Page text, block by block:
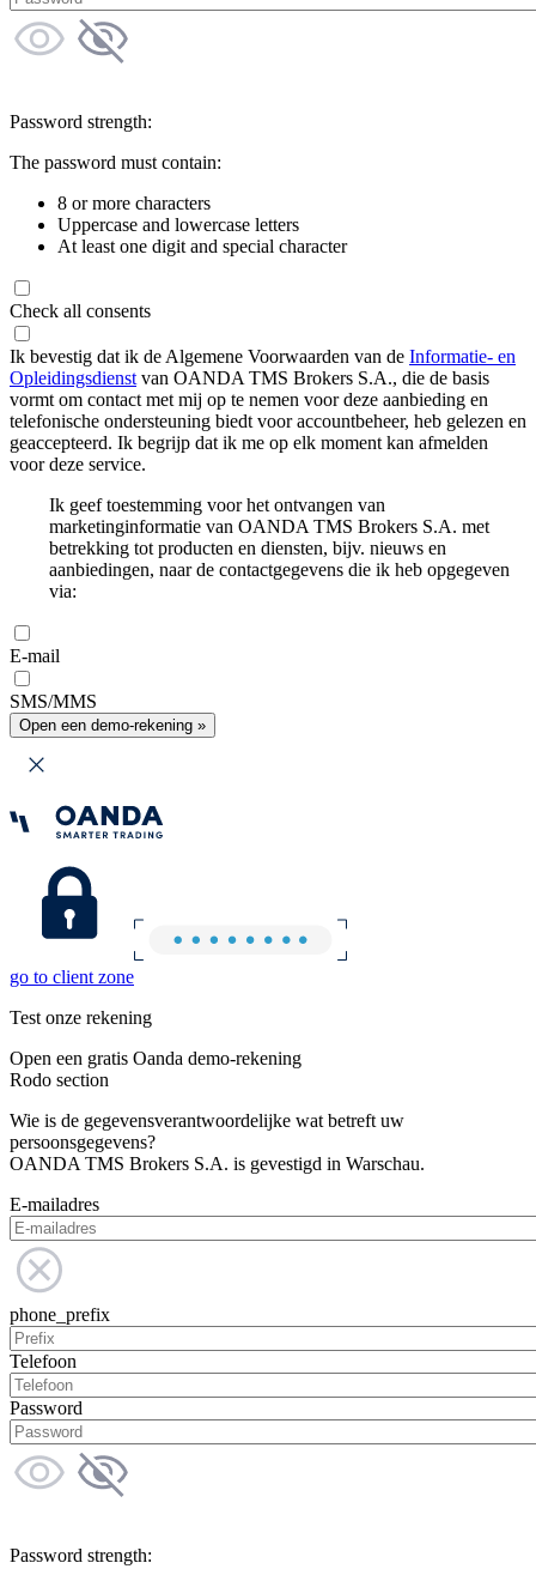
Password strength:
The password must contain:
8 or more characters
Uppercase and lowercase letters
At least one digit and special character
Check all consents
Ik bevestig dat ik de Algemene Voorwaarden van de Informatie- en
Opleidingsdienst van OANDA TMS Brokers S.A., die de basis
vormt om contact met mij op te nemen voor deze aanbieding en
telefonische ondersteuning biedt voor accountbeheer, heb gelezen en
geaccepteerd. Ik begrijp dat ik me op elk moment kan afmelden
voor deze service.
Ik geef toestemming voor het ontvangen van
marketinginformatie van OANDA TMS Brokers S.A. met
betrekking tot producten en diensten, bijv. nieuws en
aanbiedingen, naar de contactgegevens die ik heb opgegeven
via:
E-mail
SMS/MMS
Open een demo-rekening »
go to client zone
Test onze rekening
Open een gratis Oanda demo-rekening
Rodo section
Wie is de gegevensverantwoordelijke wat betreft uw
persoonsgegevens?
OANDA TMS Brokers S.A. is gevestigd in Warschau.
E-mailadres
phone_prefix
Telefoon
Password
Password strength: